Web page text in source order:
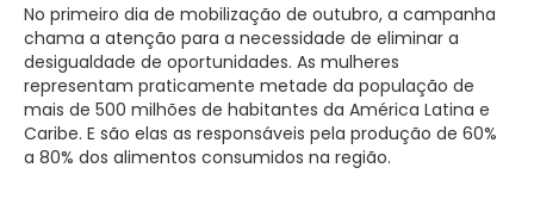
No primeiro dia de mobilização de outubro, a campanha
chama a atenção para a necessidade de eliminar a
desigualdade de oportunidades. As mulheres
representam praticamente metade da população de
mais de 500 milhões de habitantes da América Latina e
Caribe. E são elas as responsáveis pela produção de 60%
a 80% dos alimentos consumidos na região.